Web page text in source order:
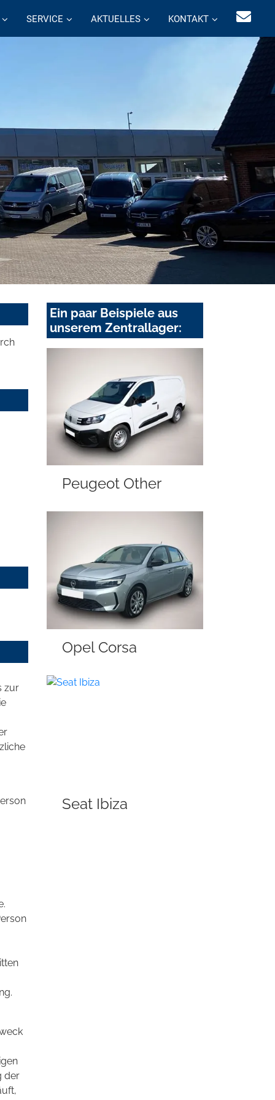
SERVICE AKTUELLES KONTAKT
zur
der
Ein paar Beispiele aus
unserem Zentrallager:
Peugeot Other
Opel Corsa
Seat Ibiza